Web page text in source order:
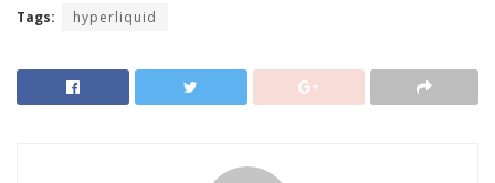
Tags: hyperliquid